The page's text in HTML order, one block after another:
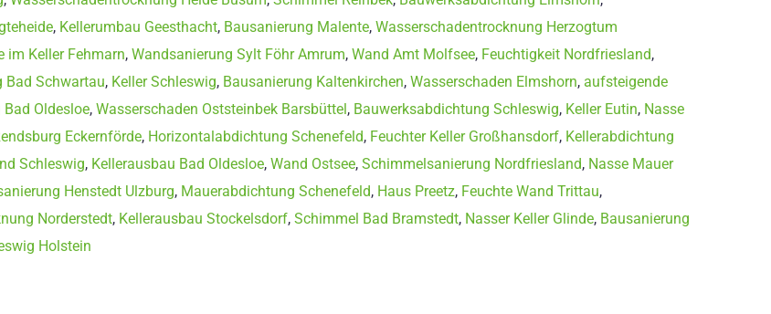
, Kellerumbau Geesthacht, Bausanierung Malente, Wasserschadentrocknung Herzogtum
im Keller Fehmarn, Wandsanierung Sylt Föhr Amrum, Wand Amt Molfsee, Feuchtigkeit Nordfriesland,
Bad Schwartau, Keller Schleswig, Bausanierung Kaltenkirchen, Wasserschaden Elmshorn, aufsteigende
Oldesloe, Wasserschaden Oststeinbek Barsbüttel, Bauwerksabdichtung Schleswig, Keller Eutin, Nasse
Eckernförde, Horizontalabdichtung Schenefeld, Feuchter Keller Großhansdorf, Kellerabdichtung
Schleswig, Kellerausbau Bad Oldesloe, Wand Ostsee, Schimmelsanierung Nordfriesland, Nasse Mauer
Henstedt Ulzburg, Mauerabdichtung Schenefeld, Haus Preetz, Feuchte Wand Trittau,
Norderstedt, Kellerausbau Stockelsdorf, Schimmel Bad Bramstedt, Nasser Keller Glinde, Bausanierung
Holstein